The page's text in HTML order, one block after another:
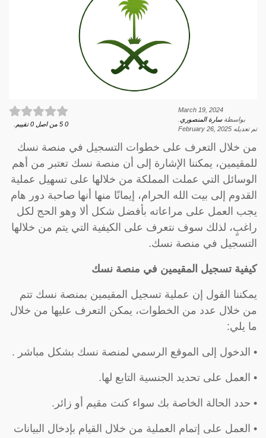
March 19, 2024
بواسطةسارة المنصوري
تم تعديله February 26, 2025
0
5 من اصل 0 تقييم.
من خلال التعرف على خطوات التسجيل في منصة نسك
للمقيمين، يمكننا الإشارة إلى أن منصة نسك تعتبر من أهم
الوسائل التي عملت المملكة من خلالها على تسهيل عملية
القدوم إلى بيت الله الحرام، إيمانًا منها أنها صاحبة دور هام
يجب العمل على مراعاته بأفضل شكل ألا وهو الحج لكل
راغبٍ، لذلك سوف نتعرف على الكيفية التي يتم من خلالها
التسجيل في منصة نسك.
كيفية تسجيل المقيمين في منصة نسك
يمكننا القول إن عملية تسجيل المقيمين بمنصة نسك تتم
من خلال عدد من الخطوات، يمكن التعرف عليها من خلال
ما يلي:
• الدخول إلى الموقع الرسمي لمنصة نسك بشكل مباشر .
• العمل على تحديد الجنسية التابع لها.
• حدد الحالة الخاصة بك سواء كنت مقيم أو زائر.
• العمل على إتمام العملية من خلال القيام بإدخال البيانات